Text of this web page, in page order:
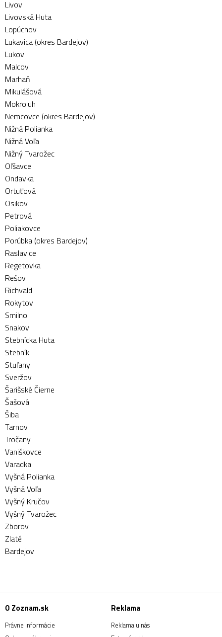
Livov
Livovská Huta
Lopúchov
Lukavica (okres Bardejov)
Lukov
Malcov
Marhaň
Mikulášová
Mokroluh
Nemcovce (okres Bardejov)
Nižná Polianka
Nižná Voľa
Nižný Tvarožec
Oľšavce
Ondavka
Ortuťová
Osikov
Petrová
Poliakovce
Porúbka (okres Bardejov)
Raslavice
Regetovka
Rešov
Richvald
Rokytov
Smilno
Snakov
Stebnícka Huta
Stebník
Stuľany
Sveržov
Šarišské Čierne
Šašová
Šiba
Tarnov
Tročany
Vaniškovce
Varadka
Vyšná Polianka
Vyšná Voľa
Vyšný Kručov
Vyšný Tvarožec
Zborov
Zlaté
Bardejov
O Zoznam.sk
Právne informácie
Reklama
Reklama u nás